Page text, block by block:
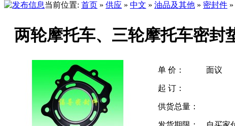
当前位置: 首页 » 供应 » 中文 » 油品及其他 » 密封件 »
两轮摩托车、三轮摩托车密封
单 价： 面议
起 订：
供货总量：